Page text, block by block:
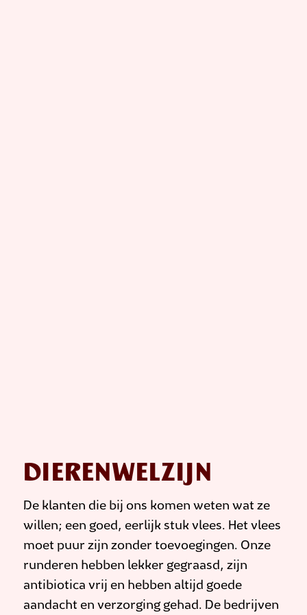
DIERENWELZIJN
De klanten die bij ons komen weten wat ze
willen; een goed, eerlijk stuk vlees. Het vlees
moet puur zijn zonder toevoegingen. Onze
runderen hebben lekker gegraasd, zijn
antibiotica vrij en hebben altijd goede
aandacht en verzorging gehad. De bedrijven